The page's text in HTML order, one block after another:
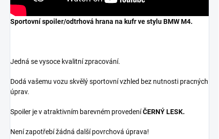
Sportovní spoiler/odtrhová hrana na kufr ve stylu BMW M4.
Jedná se vysoce kvalitní zpracování.
Dodá vašemu vozu skvělý sportovní vzhled bez nutnosti pracných
úprav.
Spoiler je v atraktivním barevném provedeníČERNÝ LESK.
Není zapotřebí žádná další povrchová úprava!